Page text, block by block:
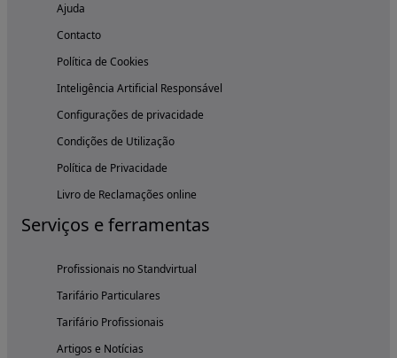
Ajuda
Contacto
Política de Cookies
Inteligência Artificial Responsável
Configurações de privacidade
Condições de Utilização
Política de Privacidade
Livro de Reclamações online
Serviços e ferramentas
Profissionais no Standvirtual
Tarifário Particulares
Tarifário Profissionais
Artigos e Notícias